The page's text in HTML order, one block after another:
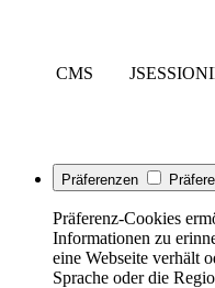
CMS
Präferenzen
Präferenz-Cookies
Informationen zu
eine Webseite verhält
Sprache oder die